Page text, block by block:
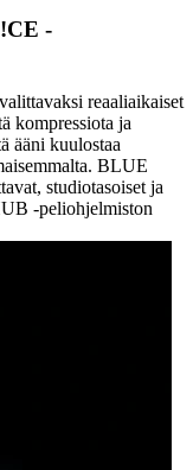
-
reaaliaikaiset
kompressiota ja
ääni kuulostaa
BLUE
studiotasoiset ja
-peliohjelmiston